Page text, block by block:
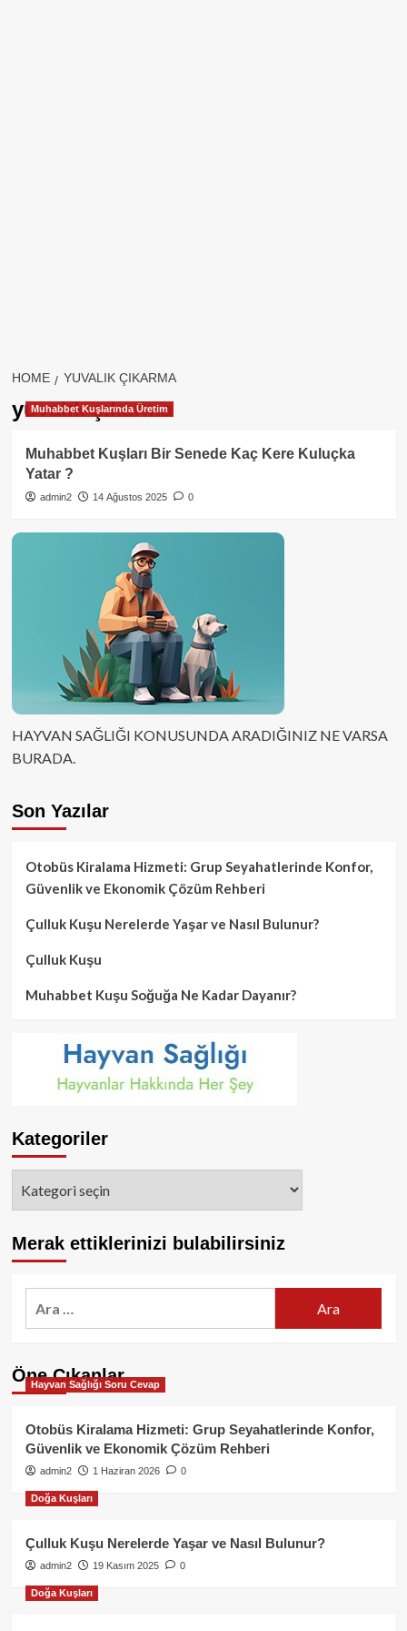
HOME YUVALIK ÇIKARMA
yuvalık çıkarma
Muhabbet Kuşlarında Üretim
Muhabbet Kuşları Bir Senede Kaç Kere Kuluçka
Yatar ?
admin2 14 Ağustos 2025 0
HAYVAN SAĞLIĞI KONUSUNDA ARADIĞINIZ NE VARSA
BURADA.
Son Yazılar
Otobüs Kiralama Hizmeti: Grup Seyahatlerinde Konfor,
Güvenlik ve Ekonomik Çözüm Rehberi
Çulluk Kuşu Nerelerde Yaşar ve Nasıl Bulunur?
Çulluk Kuşu
Muhabbet Kuşu Soğuğa Ne Kadar Dayanır?
Kategoriler
Merak ettiklerinizi bulabilirsiniz
Öne Çıkanlar
Hayvan Sağlığı Soru Cevap
Otobüs Kiralama Hizmeti: Grup Seyahatlerinde Konfor,
Güvenlik ve Ekonomik Çözüm Rehberi
admin2 1 Haziran 2026 0
Doğa Kuşları
Çulluk Kuşu Nerelerde Yaşar ve Nasıl Bulunur?
admin2 19 Kasım 2025 0
Doğa Kuşları